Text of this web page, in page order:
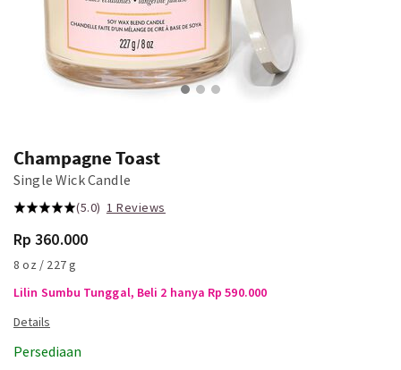
Champagne Toast
Single Wick Candle
(5.0) 1 Reviews
Rp 360.000
8 oz / 227 g
Lilin Sumbu Tunggal, Beli 2 hanya Rp 590.000
Persediaan